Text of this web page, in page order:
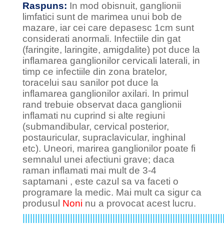
Raspuns: In mod obisnuit, ganglionii
limfatici sunt de marimea unui bob de
mazare, iar cei care depasesc 1cm sunt
considerati anormali. Infectiile din gat
(faringite, laringite, amigdalite) pot duce la
inflamarea ganglionilor cervicali laterali, in
timp ce infectiile din zona bratelor,
toracelui sau sanilor pot duce la
inflamarea ganglionilor axilari. In primul
rand trebuie observat daca ganglionii
inflamati nu cuprind si alte regiuni
(submandibular, cervical posterior,
postauricular, supraclavicular, inghinal
etc). Uneori, marirea ganglionilor poate fi
semnalul unei afectiuni grave; daca
raman inflamati mai mult de 3-4
saptamani , este cazul sa va faceti o
programare la medic. Mai mult ca sigur ca
produsul Noni nu a provocat acest lucru.